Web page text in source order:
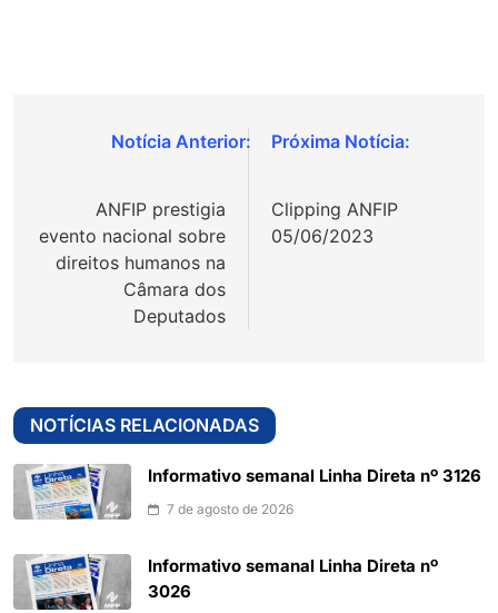
Navegação
Post
ANFIP prestigia
evento nacional sobre
direitos humanos na
Câmara dos
Deputados
Clipping ANFIP
05/06/2023
NOTÍCIAS RELACIONADAS
Informativo semanal Linha Direta nº 3126
7 de agosto de 2026
Informativo semanal Linha Direta nº
3026